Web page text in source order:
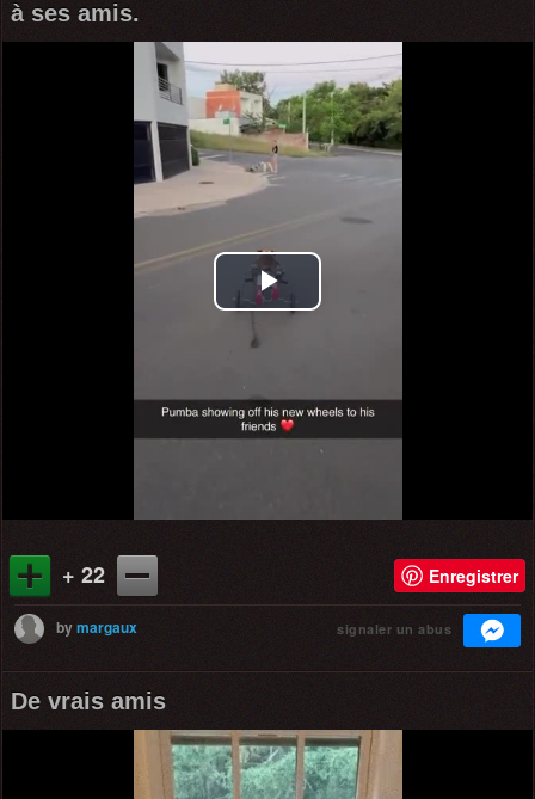
à ses amis.
Play
+ 22 Enregistrer
bymargaux signaler un abus
De vrais amis